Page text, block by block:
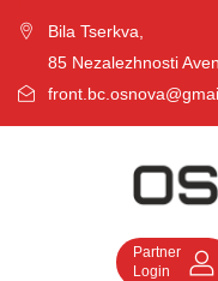
Bila Tserkva,
85 Nezalezhnosti
Partner
Login